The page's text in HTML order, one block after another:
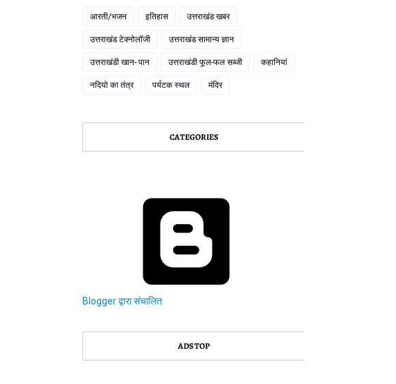
आरती/भजन इतिहास उत्तराखंड खबर
उत्तराखंड टेक्नोलॉजी उत्तराखंड सामान्य ज्ञान
उत्तराखंडी खान- पान उत्तराखंडी फूल-फल सब्जी कहानियां
नदियो का तंत्र पर्यटक स्थल मंदिर
CATEGORIES
Blogger द्वारा संचालित
ADS TOP